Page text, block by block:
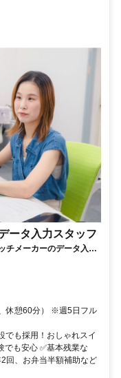
ータ入力スタッフ
チメーカーのデータ入力
経験歓迎
休憩60分） ※週5日フル
でも採用！おしゃれスイ
でも安心 ✅基本残業な
回、お弁当半額補助など